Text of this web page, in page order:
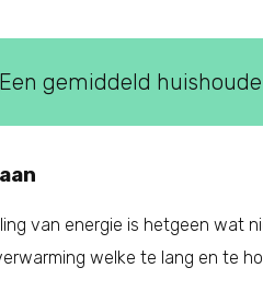
Een gemiddeld
van energie is hetgeen wat
welke te lang en te